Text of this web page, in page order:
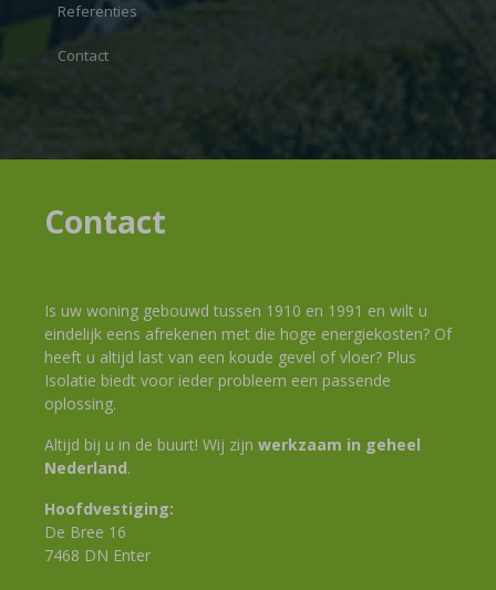
Referenties
Contact
Contact
Is uw woning gebouwd tussen 1910 en 1991 en wilt u
eindelijk eens afrekenen met die hoge energiekosten? Of
heeft u altijd last van een koude gevel of vloer? Plus
Isolatie biedt voor ieder probleem een passende
oplossing.
Altijd bij u in de buurt! Wij zijn werkzaam in geheel
Nederland.
Hoofdvestiging:
De Bree 16
7468 DN Enter